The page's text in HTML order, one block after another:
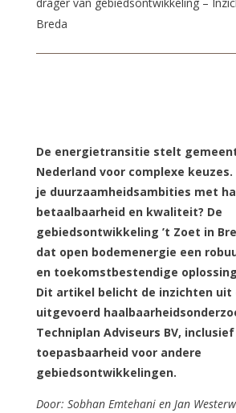
Breda
De energietransitie stelt
Nederland voor complexe
je duurzaamheidsambities met
betaalbaarheid en kwaliteit? De
gebiedsontwikkeling ’t Zoet in
dat open bodemenergie een
en toekomstbestendige
Dit artikel belicht de inzichten uit
uitgevoerd
Techniplan Adviseurs BV,
toepasbaarheid voor andere
gebiedsontwikkelingen.
Door: Sobhan Emtehani en Jan